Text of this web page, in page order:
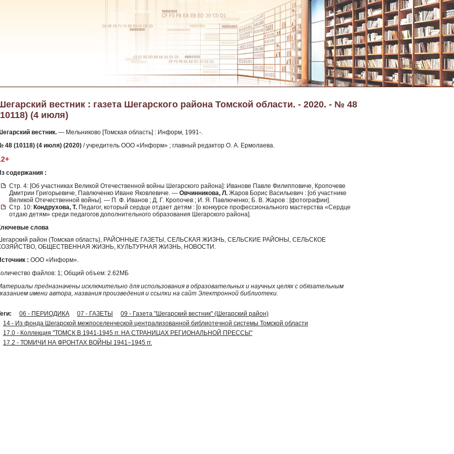
вестник : газета Шегарского района Томской области. - 2020. - № 48
(4 июля)
вестник. — Мельниково [Томская область] : Информ, 1991-.
48 (10118) (4 июля) (2020) / учредитель ООО «Информ» ; главный редактор О. А. Ермолаева.
содержания :
Стр. 4: [Об участниках Великой Отечественной войны Шегарского района]: Иванове Павле Филипповиче, Кропочеве
Дмитрии Григорьевиче, Павлюченко Иване Яковлевиче. — Овчинникова, Л. Жаров Борис Васильевич : [об участнике
Великой Отечественной войны]. — П. Ф. Иванов ; Д. Г. Кропочев ; И. Я. Павлюченко; Б. В. Жаров : [фотографии].
Стр. 10: Кондрухова, Т. Педагог, который сердце отдает детям : [о конкурсе профессионального мастерства «Сердце
отдаю детям» среди педагогов дополнительного образования Шегарского района].
слова
район (Томская область), РАЙОННЫЕ ГАЗЕТЫ, СЕЛЬСКАЯ ЖИЗНЬ, СЕЛЬСКИЕ РАЙОНЫ, СЕЛЬСКОЕ
ОБЩЕСТВЕННАЯ ЖИЗНЬ, КУЛЬТУРНАЯ ЖИЗНЬ, НОВОСТИ.
: ООО «Информ».
файлов: 1; Общий объем: 2.62МБ
предназначены исключительно для использования в образовательных и научных целях с обязательным
имени автора, названия произведения и ссылки на сайт Электронной библиотеки.
06 - ПЕРИОДИКА 07 - ГАЗЕТЫ
09 - Газета "Шегарский вестник" (Шегарский район)
14 - Из фонда Шегарской межпоселенческой централизованной библиотечной системы Томской области
17.0 - Коллекция "ТОМСК В 1941-1945 гг. НА СТРАНИЦАХ РЕГИОНАЛЬНОЙ ПРЕССЫ"
17.2 - ТОМИЧИ НА ФРОНТАХ ВОЙНЫ 1941–1945 гг.